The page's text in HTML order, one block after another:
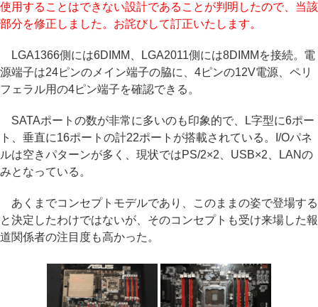
使用することはできない設計であることが判明したので、当該
部分を修正しました。お詫びして訂正いたします。
LGA1366側には6DIMM、LGA2011側には8DIMMを接続。電
源端子は24ピンのメイン端子の脇に、4ピンの12V電源、ペリ
フェラル用の4ピン端子を確認できる。
SATAポートの数が非常に多いのも印象的で、L字型に6ポー
ト、垂直に16ポートの計22ポートが搭載されている。I/Oパネ
ルは空きパターンが多く、現状ではPS/2×2、USB×2、LANの
みとなっている。
あくまでコンセプトモデルであり、このままの姿で登場する
と決定したわけではないが、そのコンセプトも受け来場した報
道関係者の注目度も高かった。